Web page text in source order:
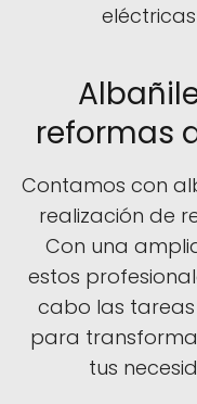
reformas
Contamos con
realización de
Con una
estos
cabo las
para
tus